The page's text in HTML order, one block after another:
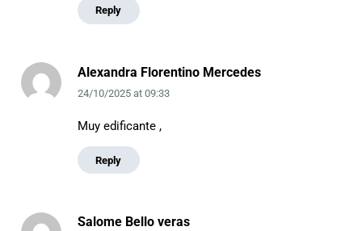
Reply
Alexandra Florentino Mercedes
24/10/2025at 09:33
Muy edificante ,
Reply
Salome Bello veras